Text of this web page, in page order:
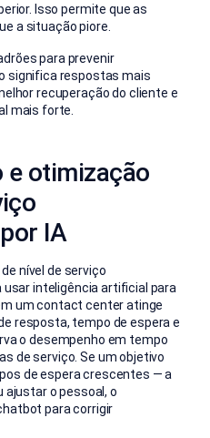
Isso permite que as
a situação piore.
para prevenir
significa respostas mais
recuperação do cliente e
mais forte.
otimização
IA
nível de serviço
inteligência artificial para
um contact center atinge
resposta, tempo de espera e
o desempenho em tempo
de serviço. Se um objetivo
de espera crescentes — a
ajustar o pessoal, o
para corrigir